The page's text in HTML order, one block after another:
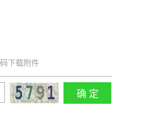
下载附件